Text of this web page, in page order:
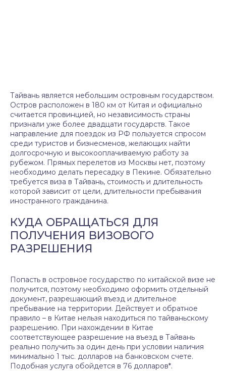
Тайвань является небольшим островным государством.
Остров расположен в 180 км от Китая и официально
считается провинцией, но независимость страны
признали уже более двадцати государств. Такое
направление для поездок из РФ пользуется спросом
среди туристов и бизнесменов, желающих найти
долгосрочную и высокооплачиваемую работу за
рубежом. Прямых перелетов из Москвы нет, поэтому
необходимо делать пересадку в Пекине. Обязательно
требуется виза в Тайвань, стоимость и длительность
которой зависит от цели, длительности пребывания
иностранного гражданина.
КУДА ОБРАЩАТЬСЯ ДЛЯ
ПОЛУЧЕНИЯ ВИЗОВОГО
РАЗРЕШЕНИЯ
Попасть в островное государство по китайской визе не
получится, поэтому необходимо оформить отдельный
документ, разрешающий въезд и длительное
пребывание на территории. Действует и обратное
правило – в Китае нельзя находиться по тайваньскому
разрешению. При нахождении в Китае
соответствующее разрешение на въезд в Тайвань
реально получить за один день при условии наличия
минимально 1 тыс. долларов на банковском счете.
Подобная услуга обойдется в 76 долларов*.